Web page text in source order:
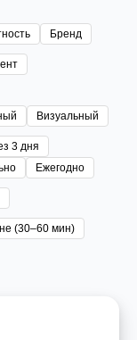
Бренд
Визуальный
3 дня
Ежегодно
(30–60 мин)